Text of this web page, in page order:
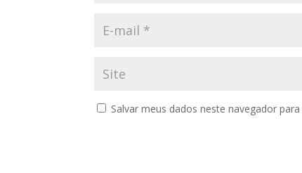
Salvar meus dados neste navegador